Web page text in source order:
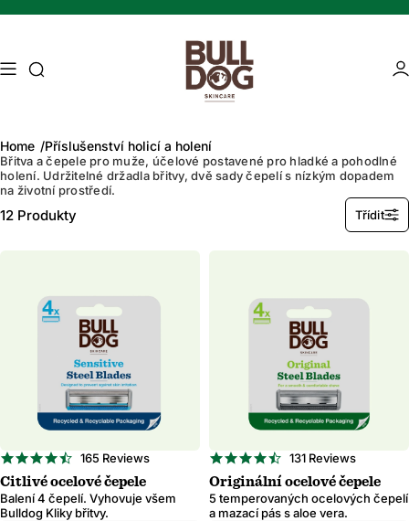
Vyhledávání přístupu
Mature skin
Home Příslušenství holicí a holení
Břitva a čepele pro muže, účelové postavené pro hladké a pohodlné
holení. Udržitelné držadla břitvy, dvě sady čepelí s nízkým dopadem
na životní prostředí.
12 Produkty Třídit
4.7
star
rating
165 Reviews
Citlivé ocelové čepele
Balení 4 čepelí. Vyhovuje všem
Bulldog Kliky břitvy.
4.7
rating
131 Reviews
Originální ocelové čepele
5 temperovaných ocelových čepelí
a mazací pás s aloe vera.